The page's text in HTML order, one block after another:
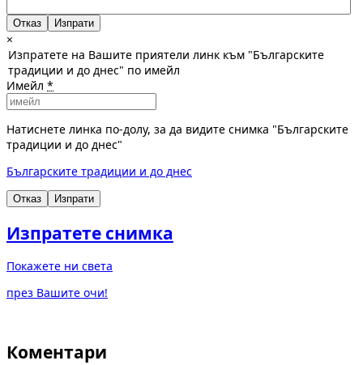
Отказ
×
Изпратете на Вашите приятели линк към "Българските
традиции и до днес" по имейл
Имейл *
Натиснете линка по-долу, за да видите снимка "Българските
традиции и до днес"
Българските традиции и до днес
Отказ Изпрати
Изпратете снимка
Покажете ни света
през Вашите очи!
Коментари